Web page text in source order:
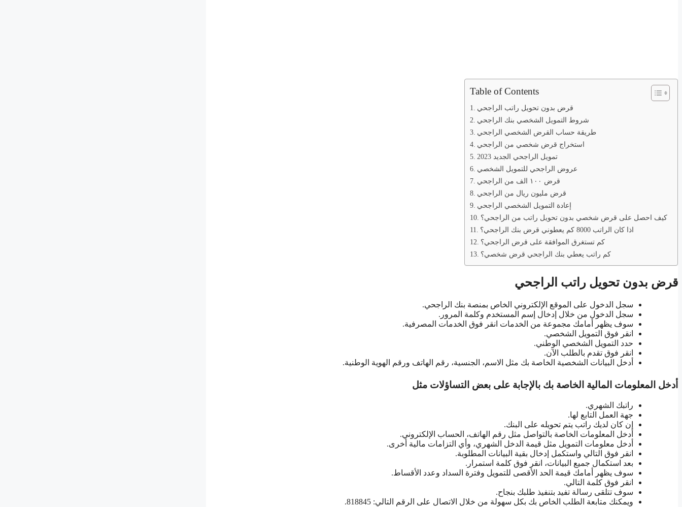
Table of Contents
قرض بدون تحويل راتب الراجحي
شروط التمويل الشخصي بنك الراجحي
طريقة حساب القرض الشخصي الراجحي
استخراج قرض شخصي من الراجحي
تمويل الراجحي الجديد 2023
عروض الراجحي للتمويل الشخصي
قرض ١٠٠ الف من الراجحي
قرض مليون ريال من الراجحي
إعادة التمويل الشخصي الراجحي
كيف احصل على قرض شخصي بدون تحويل راتب من الراجحي؟
اذا كان الراتب 8000 كم يعطوني قرض بنك الراجحي؟
كم تستغرق الموافقة على قرض الراجحي؟
كم راتب يعطي بنك الراجحي قرض شخصي؟
قرض بدون تحويل راتب الراجحي
سجل الدخول على الموقع الإلكتروني الخاص بمنصة بنك الراجحي.
سجل الدخول من خلال إدخال إسم المستخدم وكلمة المرور.
سوف يظهر أمامك مجموعة من الخدمات انقر فوق الخدمات المصرفية.
انقر فوق التمويل الشخصي.
حدد التمويل الشخصي الوطني.
انقر فوق تقدم بالطلب الآن.
أدخل البيانات الشخصية الخاصة بك مثل الاسم، الجنسية، رقم الهاتف ورقم الهوية الوطنية.
أدخل المعلومات المالية الخاصة بك بالإجابة على بعض التساؤلات مثل
راتبك الشهري.
جهة العمل التابع لها.
إن كان لديك راتب يتم تحويله على البنك.
أدخل المعلومات الخاصة بالتواصل مثل رقم الهاتف، الحساب الإلكتروني.
أدخل معلومات التمويل مثل قيمة الدخل الشهري، وأي التزامات مالية أخرى.
انقر فوق التالي واستكمل إدخال بقية البيانات المطلوبة.
بعد استكمال جميع البيانات، انقر فوق كلمة استمرار.
سوف يظهر أمامك قيمة الحد الأقصى للتمويل وفترة السداد وعدد الأقساط.
انقر فوق كلمة التالي.
سوف تتلقى رسالة تفيد بتنفيذ طلبك بنجاح.
ويمكنك متابعة الطلب الخاص بك بكل سهولة من خلال الاتصال على الرقم التالي: 818845.